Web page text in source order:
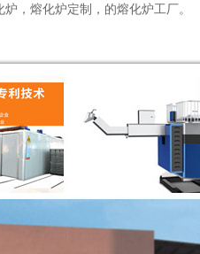
，熔化炉定制，的熔化炉工厂。